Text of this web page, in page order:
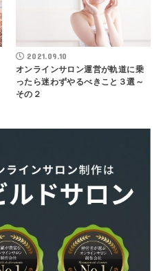
2021.09.10
オンラインサロン運営が軌道に乗
ったら迷わずやるべきこと３選～
その２